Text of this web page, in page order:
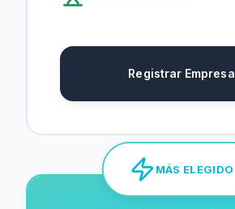
Registrar Empresa
MÁS ELEGIDO